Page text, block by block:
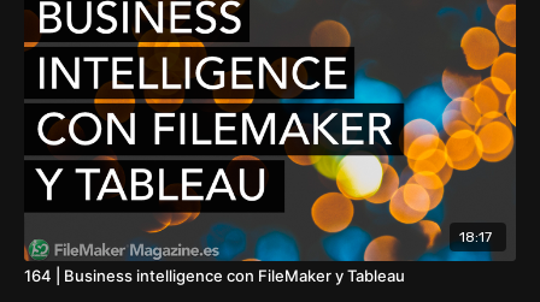
18:17
164 | Business intelligence con FileMaker y Tableau